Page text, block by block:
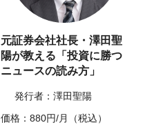
元証券会社社長・澤田聖
陽が教える「投資に勝つ
ニュースの読み方」
発行者：澤田聖陽
価格：880円/月（税込）